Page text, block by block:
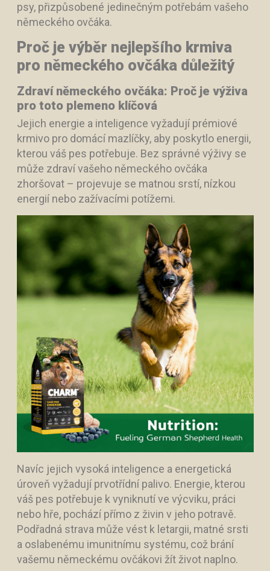
psy, přizpůsobené jedinečným potřebám vašeho
německého ovčáka.
Proč je výběr nejlepšího krmiva
pro německého ovčáka důležitý
Zdraví německého ovčáka: Proč je výživa
pro toto plemeno klíčová
Jejich energie a inteligence vyžadují prémiové
krmivo pro domácí mazlíčky, aby poskytlo energii,
kterou váš pes potřebuje. Bez správné výživy se
může zdraví vašeho německého ovčáka
zhoršovat – projevuje se matnou srstí, nízkou
energií nebo zažívacími potížemi.
Navíc jejich vysoká inteligence a energetická
úroveň vyžadují prvotřídní palivo. Energie, kterou
váš pes potřebuje k vyniknutí ve výcviku, práci
nebo hře, pochází přímo z živin v jeho potravě.
Podřadná strava může vést k letargii, matné srsti
a oslabenému imunitnímu systému, což brání
vašemu německému ovčákovi žít život naplno.